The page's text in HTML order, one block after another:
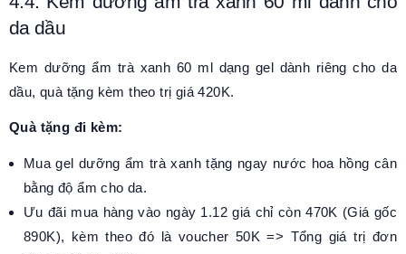
da dầu
Kem dưỡng ẩm trà xanh 60 ml dạng gel dành riêng cho da
dầu, quà tặng kèm theo trị giá 420K.
Quà tặng đi kèm:
Mua gel dưỡng ẩm trà xanh tặng ngay nước hoa hồng cân
bằng độ ẩm cho da.
Ưu đãi mua hàng vào ngày 1.12 giá chỉ còn 470K (Giá gốc
890K), kèm theo đó là voucher 50K => Tổng giá trị đơn